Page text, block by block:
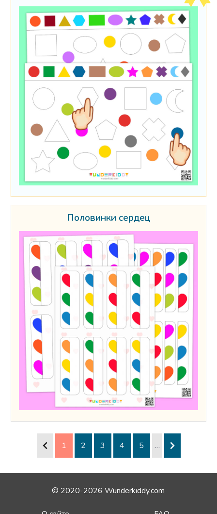
Половинки сердец
1 2 3 4 5 …
© 2020-2026 Wunderkiddy.com